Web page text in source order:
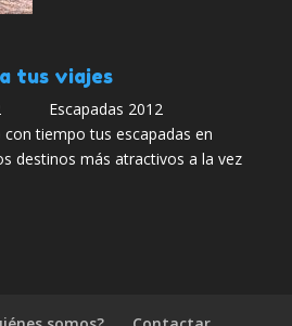
tus viajes
Escapadas 2012
con tiempo tus escapadas en
destinos más atractivos a la vez